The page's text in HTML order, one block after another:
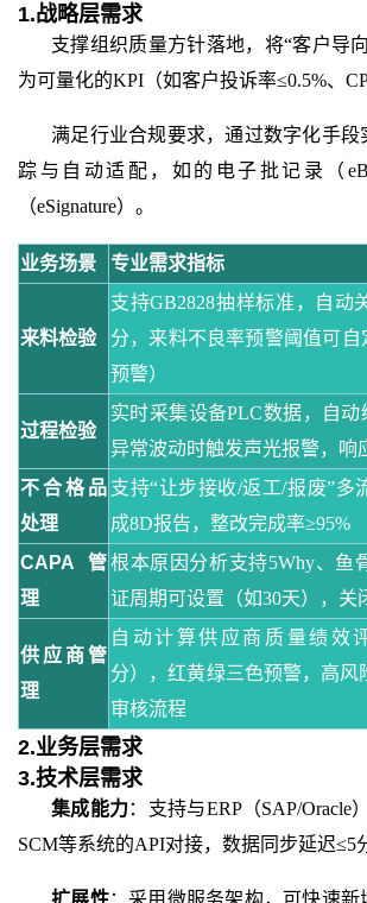
1.战略层需求
支撑组织质量方针落地，将“客户导
为可量化的KPI（如客户投诉率≤0.5%、
满足行业合规要求，通过数字化手段
踪与自动适配，如的电子批记录（
（eSignature）。
业务场景 专业需求指标
来料检验
支持GB2828抽样标准，自动
分，来料不良率预警阈值可自
预警）
过程检验
实时采集设备PLC数据，自动
异常波动时触发声光报警，响
不合格品
处理
支持“让步接收/返工/报废”多
成8D报告，整改完成率≥95%
CAPA管
理
根本原因分析支持5Why、鱼
证周期可设置（如30天），关
供应商管
理
自动计算供应商质量绩效
分），红黄绿三色预警，高风
审核流程
2.业务层需求
3.技术层需求
集成能力：支持与ERP（SAP/Oracle
SCM等系统的API对接，数据同步延迟≤5
扩展性：采用微服务架构，可快速新